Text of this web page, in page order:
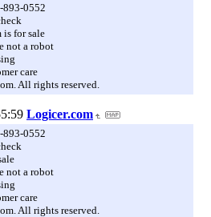
893-0552
is for sale
not a robot
care
All rights reserved.
Logicer.com
893-0552
not a robot
care
All rights reserved.